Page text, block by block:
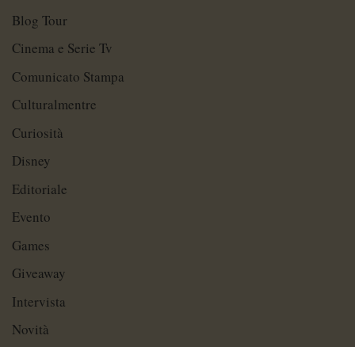
Blog Tour
Cinema e Serie Tv
Comunicato Stampa
Culturalmentre
Curiosità
Disney
Editoriale
Evento
Games
Giveaway
Intervista
Novità